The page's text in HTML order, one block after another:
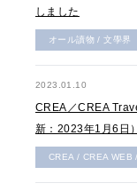
しました
オール讀物 / 文學界
2023.01.10
CREA／CREA
新：2023年1月6日）
CREA / CREA WEB